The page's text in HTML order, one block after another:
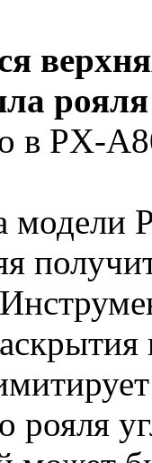
рояля
в PX-
модели
рояля